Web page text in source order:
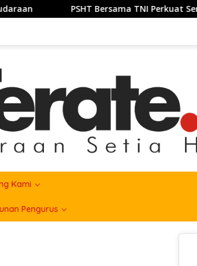
Perkuat Semangat Gotong Royong,
Kami
Pengurus